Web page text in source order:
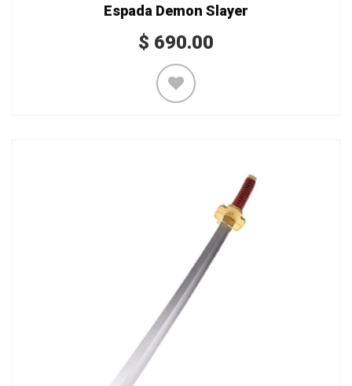
Espada Demon Slayer
$ 690.00